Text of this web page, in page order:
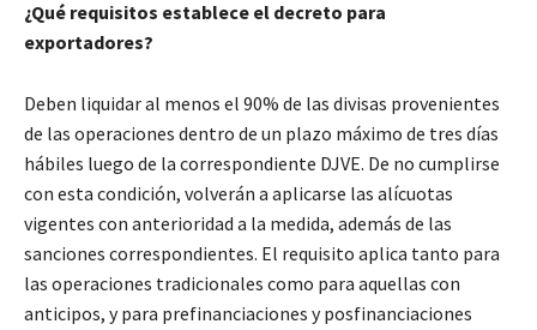
¿Qué requisitos establece el decreto para
exportadores?
Deben liquidar al menos el 90% de las divisas provenientes
de las operaciones dentro de un plazo máximo de tres días
hábiles luego de la correspondiente DJVE. De no cumplirse
con esta condición, volverán a aplicarse las alícuotas
vigentes con anterioridad a la medida, además de las
sanciones correspondientes. El requisito aplica tanto para
las operaciones tradicionales como para aquellas con
anticipos, y para prefinanciaciones y posfinanciaciones